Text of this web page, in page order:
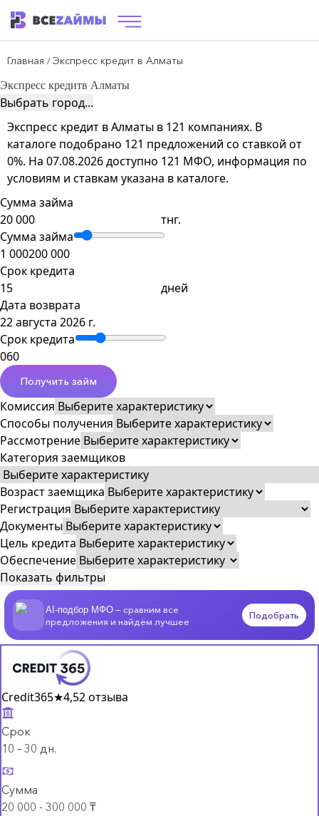
Главная / Экспресс кредит в Алматы
Экспресс кредитв Алматы
Выбрать город...
Экспресс кредит в Алматы в 121 компаниях. В
каталоге подобрано 121 предложений со ставкой от
0%. На 07.08.2026 доступно 121 МФО, информация по
условиям и ставкам указана в каталоге.
Сумма займа
тнг.
Сумма займа
1 000200 000
Срок кредита
дней
Дата возврата
22 августа 2026 г.
Срок кредита
060
Получить займ
Комиссия
Способы получения
Рассмотрение
Категория заемщиков
Возраст заемщика
Регистрация
Документы
Цель кредита
Обеспечение
Показать фильтры
AI-подбор МФО — сравним все
предложения и найдём лучшее
Подобрать
Credit365★4,52 отзыва
Срок
10 – 30 дн.
Сумма
20 000 - 300 000 ₸